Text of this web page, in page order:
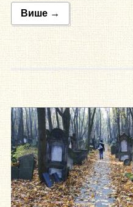
Више →